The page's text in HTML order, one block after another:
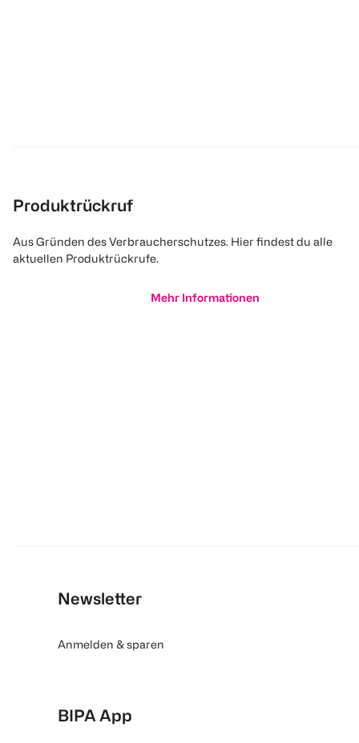
Produktrückruf
Aus Gründen des Verbraucherschutzes. Hier findest du alle
aktuellen Produktrückrufe.
Mehr Informationen
Newsletter
Anmelden & sparen
BIPA App